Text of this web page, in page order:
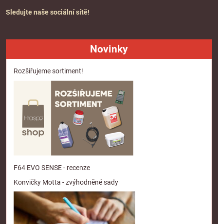
Sledujte naše sociální sítě!
Novinky
Rozšiřujeme sortiment!
F64 EVO SENSE - recenze
Konvičky Motta - zvýhodněné sady